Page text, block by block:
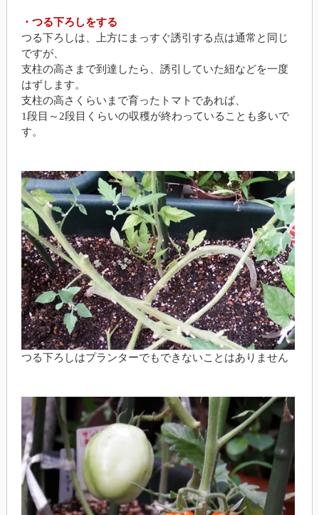
・つる下ろしをする
つる下ろしは、上方にまっすぐ誘引する点は通常と同じ
ですが、
支柱の高さまで到達したら、誘引していた紐などを一度
はずします。
支柱の高さくらいまで育ったトマトであれば、
1段目～2段目くらいの収穫が終わっていることも多いで
す。
つる下ろしはプランターでもできないことはありません